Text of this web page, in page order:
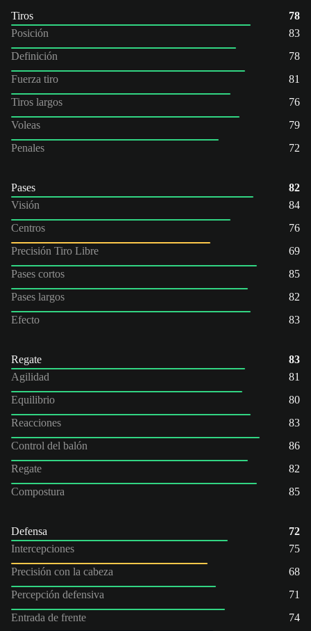
Tiros
78
Posición
83
Definición
78
Fuerza tiro
81
Tiros largos
76
Voleas
79
Penales
72
Pases
82
Visión
84
Centros
76
Precisión Tiro Libre
69
Pases cortos
85
Pases largos
82
Efecto
83
Regate
83
Agilidad
81
Equilibrio
80
Reacciones
83
Control del balón
86
Regate
82
Compostura
85
Defensa
72
Intercepciones
75
Precisión con la cabeza
68
Percepción defensiva
71
Entrada de frente
74